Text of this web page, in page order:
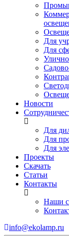
Для
Для
Новости
Для
Для
Для
Проекты
Скачать
Статьи
Контакты
Наши
info@ekolamp.ru